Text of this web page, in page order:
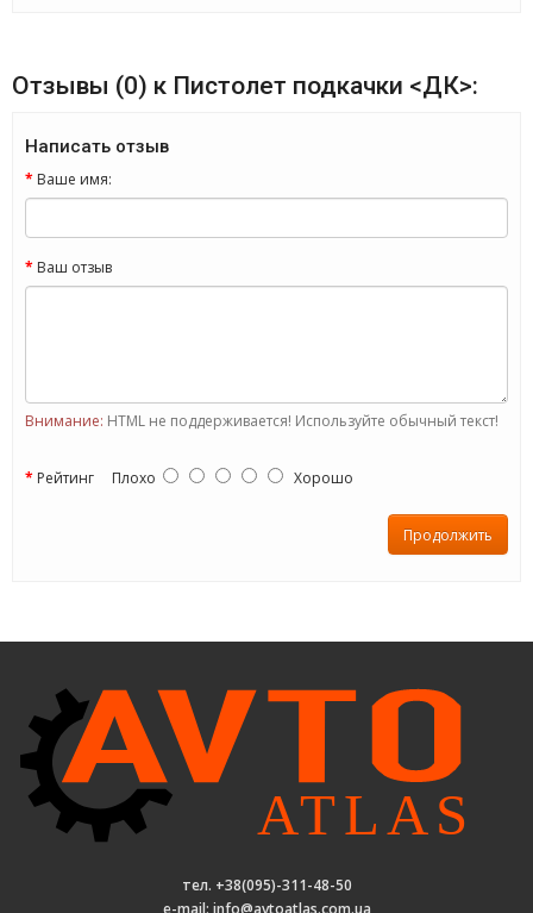
Отзывы (0) к Пистолет подкачки <ДК>:
Написать отзыв
Ваше имя:
Ваш отзыв
Внимание: HTML не поддерживается! Используйте обычный текст!
Рейтинг Плохо Хорошо
Продолжить
тел. +38(095)-311-48-50